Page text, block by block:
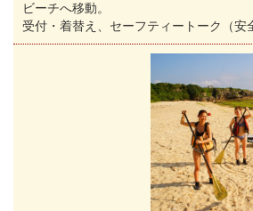
ビーチへ移動。
受付・着替え、セーフティートーク（安